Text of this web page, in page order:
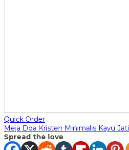
Quick Order
Meja Doa Kristen Minimalis Kayu Jati
Spread the love